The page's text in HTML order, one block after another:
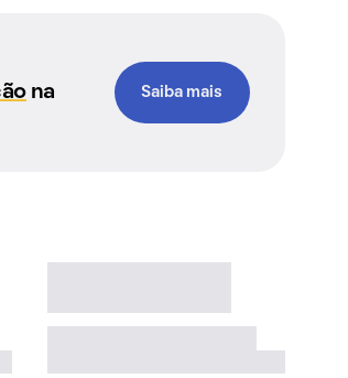
na
Saiba mais